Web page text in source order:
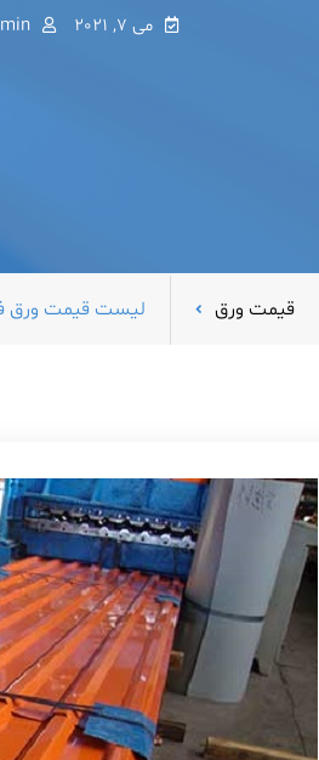
می 7, 2021
قیمت ورق لیست قیمت ورق فرمینگ